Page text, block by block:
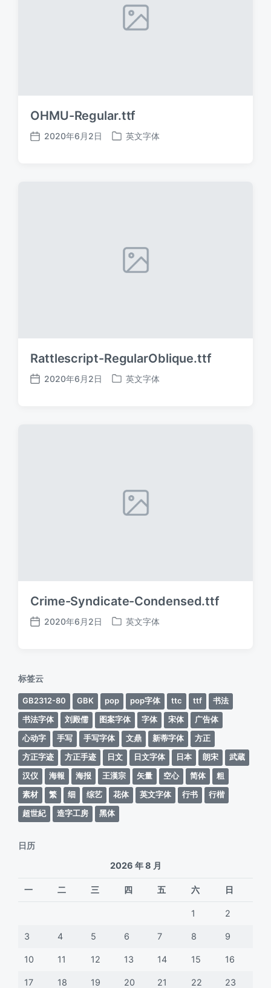
OHMU-Regular.ttf
发
2020年6月2日
发
英文字体
Rattlescript-RegularOblique.ttf
发
2020年6月2日
发
英文字体
Crime-Syndicate-Condensed.ttf
发
2020年6月2日
发
英文字体
标签云
GB2312-80 GBK pop pop字体 ttc ttf
书法
书法字体
刘殿儒 图案字体 字体 宋体
广告体
心动字
手写 手写字体 文鼎 新蒂字体
方正
方正字迹
方正手迹 日文 日文字体 日本 朗宋
武蔵
汉仪
海報 海报 王漢宗 矢量 空心 简体
粗
素材
繁 细 综艺 花体 英文字体 行书
行楷
超世紀
造字工房 黑体
日历
2026 年 8 月
一 二 三 四 五 六 日
1 2
3 4 5 6 7 8 9
10 11 12 13 14 15 16
17 18 19 20 21 22 23